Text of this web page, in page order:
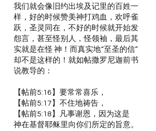
我们就会像旧约出埃及记里的百姓一
样，好的时候赞美神打鸡血，欢呼雀
跃，圣灵同在，不好的时候就开始发
怨言，甚至怪别人，怪领袖，最后其
实就是在怪 神！而真实地“至圣的信”
却不是这样的！就如帖撒罗尼迦前书
说教导的：
【帖前5:16】要常常喜乐，
【帖前5:17】不住地祷告，
【帖前5:18】凡事谢恩，因为这是
神在基督耶稣里向你们所定的旨意。